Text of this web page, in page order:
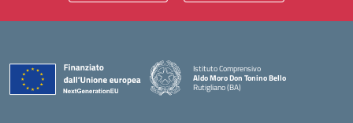
Istituto Comprensivo
Aldo Moro Don Tonino Bello
Rutigliano (BA)
— Visita la pagina iniziale della scuola